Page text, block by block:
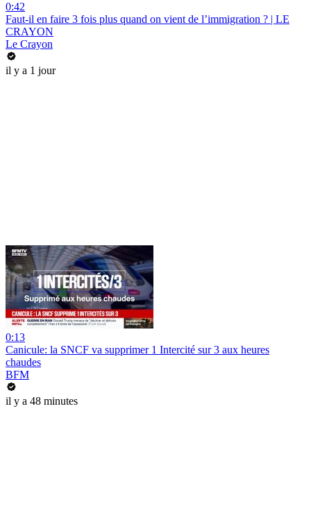
0:42
Faut-il en faire 3 fois plus quand on vient de l’immigration ? | LE
CRAYON
Le Crayon
il y a 1 jour
0:13
Canicule: la SNCF va supprimer 1 Intercité sur 3 aux heures
chaudes
BFM
il y a 48 minutes